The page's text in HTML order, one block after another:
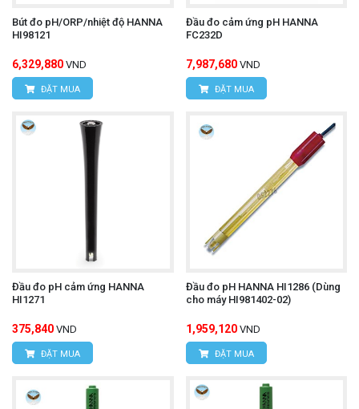
Bút đo pH/ORP/nhiệt độ HANNA
HI98121
6,329,880 VND
ĐẶT MUA
Đầu đo cảm ứng pH HANNA
FC232D
7,987,680 VND
ĐẶT MUA
Đầu đo pH cảm ứng HANNA
HI1271
375,840 VND
ĐẶT MUA
Đầu đo pH HANNA HI1286 (Dùng
cho máy HI981402-02)
1,959,120 VND
ĐẶT MUA